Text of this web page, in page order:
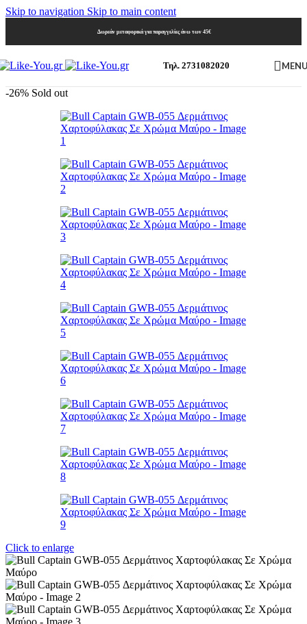
Skip to navigation Skip to main content
Δωρεάν μεταφορικά για παραγγελίες άνω των 45€
Τηλ. 2731082020
-26% Sold out
Click to enlarge